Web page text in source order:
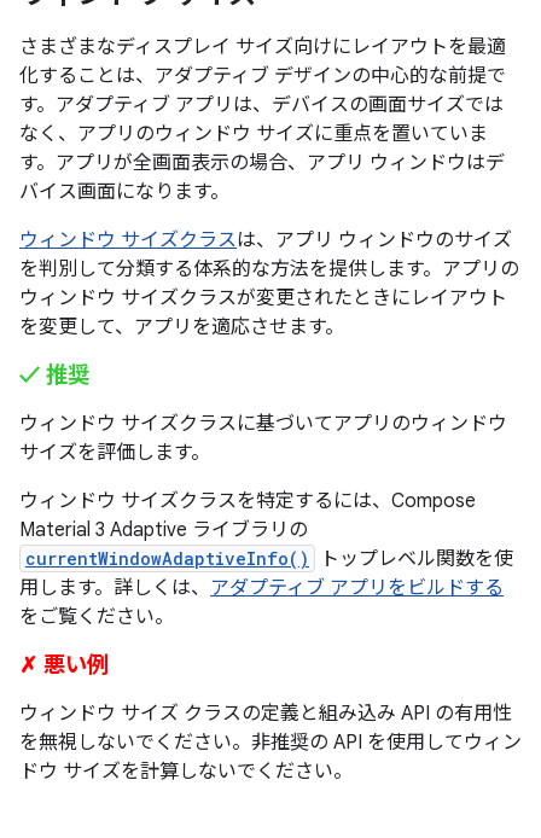
さまざまなディスプレイ サイズ向けにレイアウトを最適
化することは、アダプティブ デザインの中心的な前提で
す。アダプティブ アプリは、デバイスの画面サイズでは
なく、アプリのウィンドウ サイズに重点を置いていま
す。アプリが全画面表示の場合、アプリ ウィンドウはデ
バイス画面になります。
ウィンドウ サイズクラスは、アプリ ウィンドウのサイズ
を判別して分類する体系的な方法を提供します。アプリの
ウィンドウ サイズクラスが変更されたときにレイアウト
を変更して、アプリを適応させます。
✓ 推奨
ウィンドウ サイズクラスに基づいてアプリのウィンドウ
サイズを評価します。
ウィンドウ サイズクラスを特定するには、Compose
Material 3 Adaptive ライブラリの
currentWindowAdaptiveInfo()
トップレベル関数を使
用します。詳しくは、 アダプティブ アプリをビルドする
をご覧ください。
✗ 悪い例
ウィンドウ サイズ クラスの定義と組み込み API の有用性
を無視しないでください。非推奨の API を使用してウィン
ドウ サイズを計算しないでください。